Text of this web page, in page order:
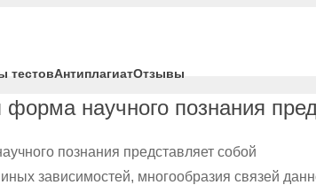
тестовАнтиплагиатОтзывы
форма научного познания
познания представляет собой
зависимостей, многообразия связей